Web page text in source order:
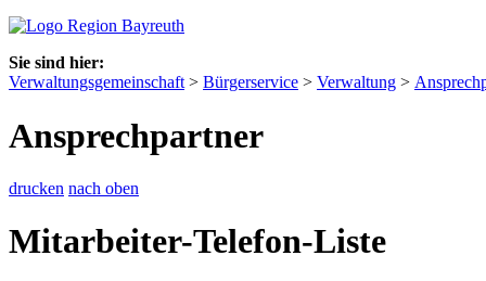
Sie sind hier:
Verwaltungsgemeinschaft > Bürgerservice > Verwaltung >
Ansprechpartner
drucken nach oben
Mitarbeiter-Telefon-Liste